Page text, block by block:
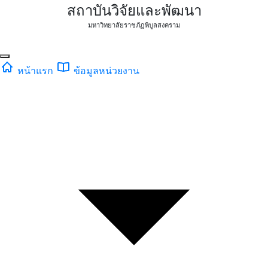
สถาบันวิจัยและพัฒนา
มหาวิทยาลัยราชภัฏพิบูลสงคราม
หน้าแรก ข้อมูลหน่วยงาน